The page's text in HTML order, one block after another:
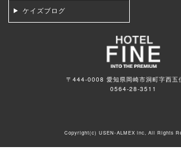
ケイズブログ
〒444-0008 愛知県岡崎市洞町字西五
0564-28-3511
Copyright(c)USEN-ALMEX inc, All Rights